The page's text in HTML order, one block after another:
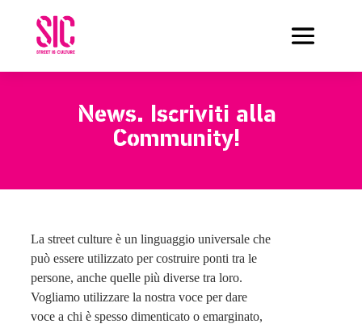
News. Iscriviti alla
Community!
La street culture è un linguaggio universale che
può essere utilizzato per costruire ponti tra le
persone, anche quelle più diverse tra loro.
Vogliamo utilizzare la nostra voce per dare
voce a chi è spesso dimenticato o emarginato,